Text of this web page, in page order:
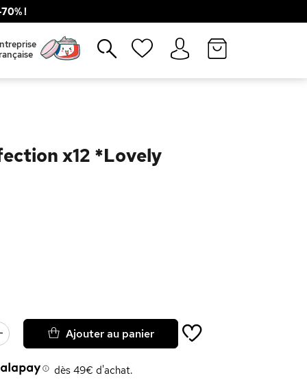
!
x12 *Lovely
dès 49€ d'achat.
Ajouter au panier